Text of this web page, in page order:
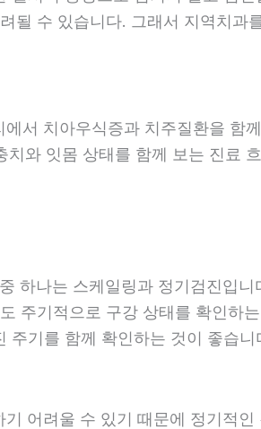
될 수 있습니다. 그래서 지역치
서 치아우식증과 치주질환을
와 잇몸 상태를 함께 보는 진료
하나는 스케일링과 정기검진입
주기적으로 구강 상태를 확인하
기를 함께 확인하는 것이 좋습
어려울 수 있기 때문에 정기적